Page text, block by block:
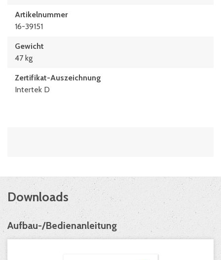
Artikelnummer
16-39151
Gewicht
47 kg
Zertifikat-Auszeichnung
Intertek D
Downloads
Aufbau-/Bedienanleitung